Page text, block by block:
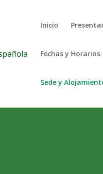
Inicio
Fechas y Horarios
Sede y